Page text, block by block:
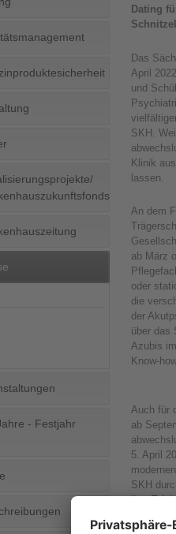
- Festjahr
Dating
Das
April
und
SKH.
Klinik
lassen.
An dem
ab März
oder
die
der
über das
Azubis
Know-
Auch für
ab
5. April
SKH
ihre
die Klinik